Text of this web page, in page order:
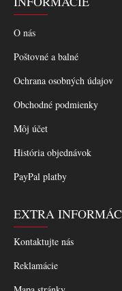
O nás
Poštovné a balné
Ochrana osobných údajov
Obchodné podmienky
Môj účet
História objednávok
PayPal platby
EXTRA
Kontaktujte nás
Reklamácie